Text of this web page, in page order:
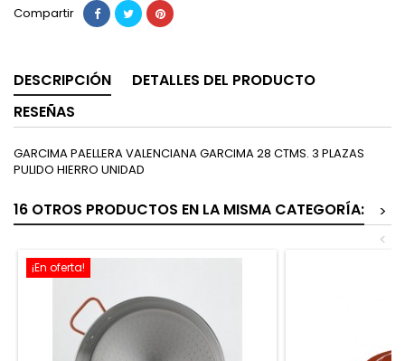
Compartir
DESCRIPCIÓN
DETALLES DEL PRODUCTO
RESEÑAS
GARCIMA PAELLERA VALENCIANA GARCIMA 28 CTMS. 3 PLAZAS
PULIDO HIERRO UNIDAD
16 OTROS PRODUCTOS EN LA MISMA CATEGORÍA:
>
<
¡En oferta!